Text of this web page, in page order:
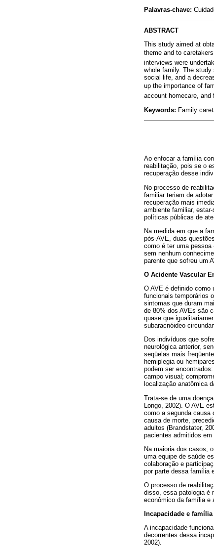
Palavras-chave:
ABSTRACT
This study aimed at
theme and to
interviews were
whole family. The study
social life, and a
up the importance of
account homecare, and
Keywords: Family
Ao enfocar a família
reabilitação, pois se o
recuperação desse
No processo de
familiar teriam de
recuperação mais
ambiente familiar,
políticas públicas de
Na medida em que a
pós-AVE, duas
como é ter uma
sem nenhum
parente que sofreu um
O Acidente Vascular
O AVE é definido como
funcionais temporários
sintomas que duram
de 80% dos AVEs são
quase que
subaracnóideo
Dos indivíduos que
neurológica anterior,
seqüelas mais
hemiplegia ou
podem ser
campo visual;
localização anatômica
Trata-se de uma
Longo, 2002). O AVE
como a segunda causa
causa de morte,
adultos (Brandstater,
pacientes admitidos em
Na maioria dos casos,
uma equipe de saúde
colaboração e
por parte dessa família
O processo de
disso, essa patologia é
econômico da família e
Incapacidade e família
A incapacidade
decorrentes dessa
2002).